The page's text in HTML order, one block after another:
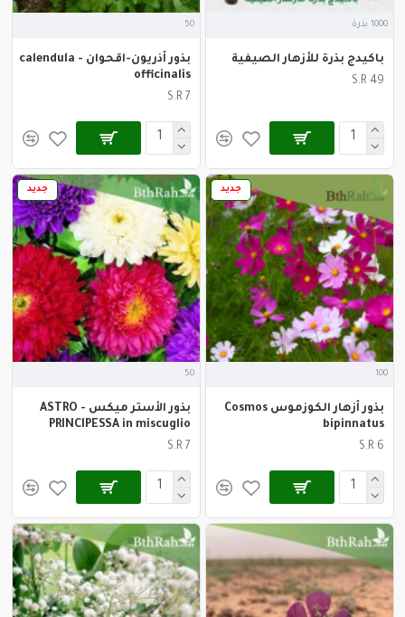
1000 بذرة
باكيدج بذرة للأزهار الصيفية
S.R 49
50
بذور أذريون-اقحوان - calendula
officinalis
S.R 7
جديد
100
بذور أزهار الكوزموس Cosmos
bipinnatus
S.R 6
جديد
50
بذور الأستر ميكس - ASTRO
PRINCIPESSA in miscuglio
S.R 7